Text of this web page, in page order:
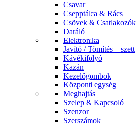
Csavar
Csepptálca & Rács
Csövek & Csatlakozók
Daráló
Elektronika
Javító / Tömítés – szett
Kávékifolyó
Kazán
Kezelőgombok
Központi egység
Meghajtás
Szelep & Kapcsoló
Szenzor
Szerszámok